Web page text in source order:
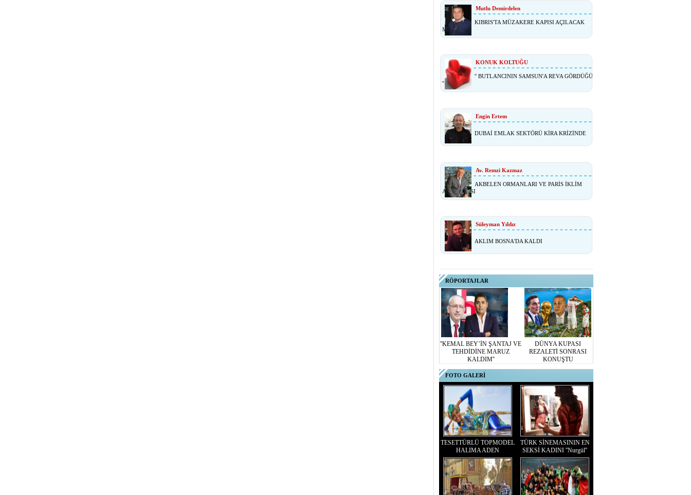
Mutlu Demirdelen
KIBRIS'TA MÜZAKERE KAPISI AÇILACAK
MI?
KONUK KOLTUĞU
'' BUTLANCININ SAMSUN'A REVA GÖRDÜĞÜ
''
Engin Ertem
DUBAİ EMLAK SEKTÖRÜ KİRA KRİZİNDE
Av. Remzi Kazmaz
AKBELEN ORMANLARI VE PARİS İKLİM
ANLAŞMASI
Süleyman Yıldız
AKLIM BOSNA'DA KALDI
RÖPORTAJLAR
''KEMAL BEY’İN ŞANTAJ VE
TEHDİDİNE MARUZ
KALDIM''
DÜNYA KUPASI
REZALETİ SONRASI
KONUŞTU
FOTO GALERİ
TESETTÜRLÜ TOPMODEL
HALIMA ADEN
TÜRK SİNEMASININ EN
SEKSİ KADINI ''Nurgül''